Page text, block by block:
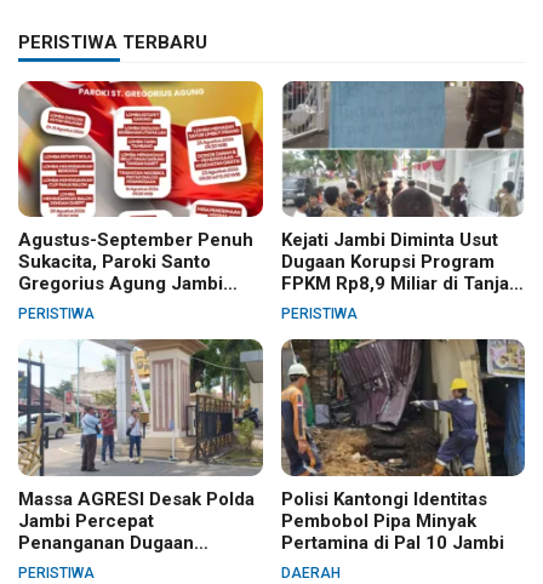
PERISTIWA TERBARU
Agustus-September Penuh
Sukacita, Paroki Santo
Gregorius Agung Jambi
Gelar Berbagai Kegiatan
PERISTIWA
Kejati Jambi Diminta Usut
Dugaan Korupsi Program
FPKM Rp8,9 Miliar di Tanjab
Barat
PERISTIWA
Massa AGRESI Desak Polda
Jambi Percepat
Penanganan Dugaan
Pelanggaran Hak Cipta Buku
PERISTIWA
Polisi Kantongi Identitas
Pembobol Pipa Minyak
Pertamina di Pal 10 Jambi
DAERAH